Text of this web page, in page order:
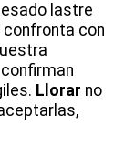
lastre
confronta con
Llorar no